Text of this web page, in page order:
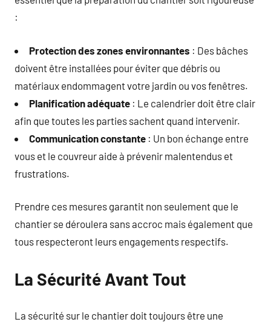
:
Protection des zones environnantes : Des bâches
doivent être installées pour éviter que débris ou
matériaux endommagent votre jardin ou vos fenêtres.
Planification adéquate : Le calendrier doit être clair
afin que toutes les parties sachent quand intervenir.
Communication constante : Un bon échange entre
vous et le couvreur aide à prévenir malentendus et
frustrations.
Prendre ces mesures garantit non seulement que le
chantier se déroulera sans accroc mais également que
tous respecteront leurs engagements respectifs.
La Sécurité Avant Tout
La sécurité sur le chantier doit toujours être une